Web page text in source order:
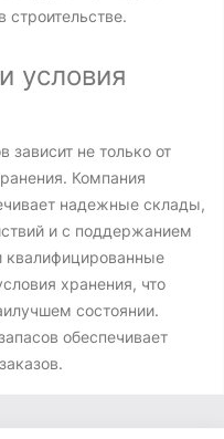
строительстве.
условия
зависит не только от
Компания
надежные склады,
и с поддержанием
квалифицированные
хранения, что
состоянии.
обеспечивает